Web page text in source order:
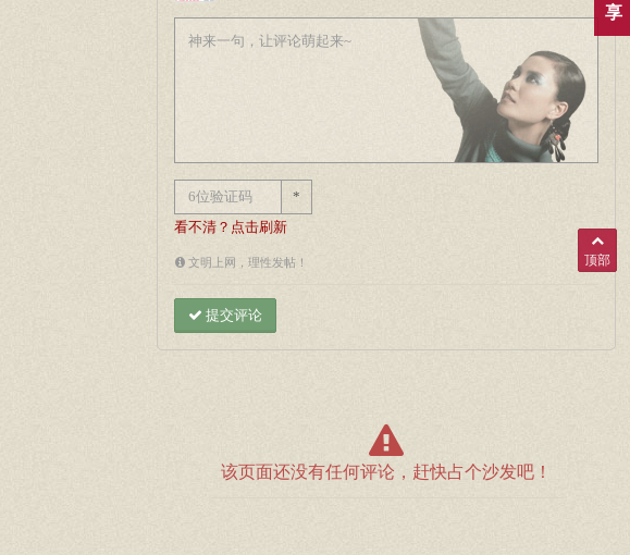
*
看不清？点击刷新
文明上网，理性发帖！
提交评论
该页面还没有任何评论，赶快占个沙发吧！
享
顶部